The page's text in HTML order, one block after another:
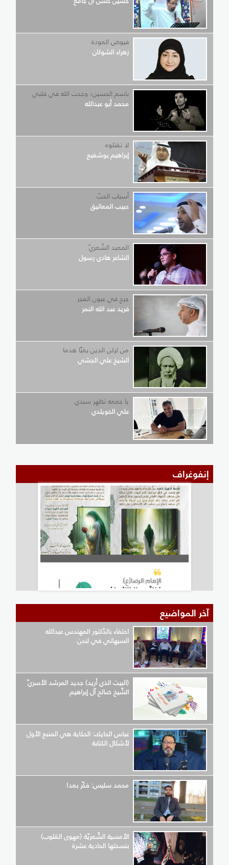
فيوض العودة
زهراء الشوكان
باسم الحسين؛ وجدت الله في قلبي
محمد أبو عبدالله
لا تقتلوه
إبراهيم بوشفيع
أسباب الحبّ
حبيب المعاتيق
المعبد الشّعريّ
الشاعر هادي رسول
جرح في عيون الفجر
فريد عبد الله النمر
من لركن الدين بغيًا هدما
الشيخ علي الجشي
يا جمعه تظهر سيدي
علي الخويلدي
إنفوغراف
آخر المواضيع
احتفاء بالدّكتور المهندس عبدالله
السيهاتي في لندن
(البيت الذي أريد) جديد المرشد الأسريّ
الشّيخ صالح آل إبراهيم
عباس الحايك: الحكاية هي المنبع الأول
لأشكال الكتابة
محمد سليس: فكّر بعد!
الأمسية الشّعريّة (مهوى القلوب)
بنسختها الحادية عشرة